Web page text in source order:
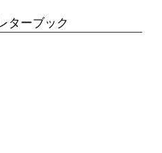
ターブック